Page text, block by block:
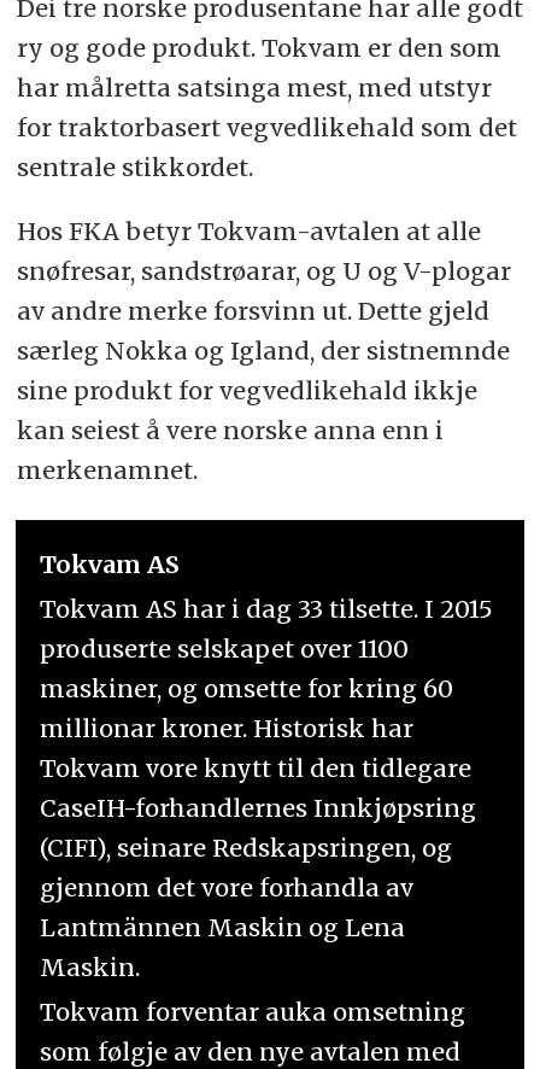
Dei tre norske produsentane har alle godt
ry og gode produkt. Tokvam er den som
har målretta satsinga mest, med utstyr
for traktorbasert vegvedlikehald som det
sentrale stikkordet.
Hos FKA betyr Tokvam-avtalen at alle
snøfresar, sandstrøarar, og U og V-plogar
av andre merke forsvinn ut. Dette gjeld
særleg Nokka og Igland, der sistnemnde
sine produkt for vegvedlikehald ikkje
kan seiest å vere norske anna enn i
merkenamnet.
Tokvam AS
Tokvam AS har i dag 33 tilsette. I 2015
produserte selskapet over 1100
maskiner, og omsette for kring 60
millionar kroner. Historisk har
Tokvam vore knytt til den tidlegare
CaseIH-forhandlernes Innkjøpsring
(CIFI), seinare Redskapsringen, og
gjennom det vore forhandla av
Lantmännen Maskin og Lena
Maskin.
Tokvam forventar auka omsetning
som følgje av den nye avtalen med